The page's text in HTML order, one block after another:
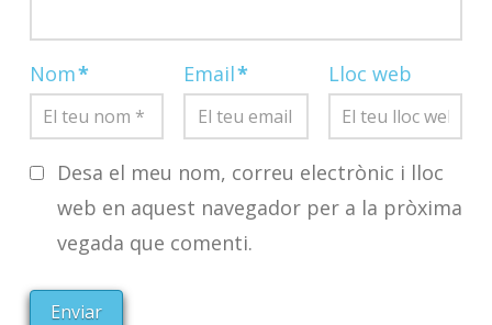
Nom* Email* Lloc web
Desa el meu nom, correu electrònic i lloc
web en aquest navegador per a la pròxima
vegada que comenti.